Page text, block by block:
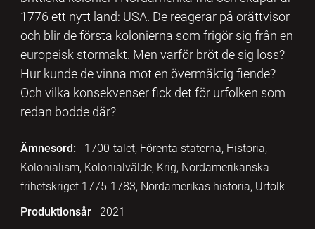
1776 ett nytt land: USA. De reagerar på orättvisor
och blir de första kolonierna som frigör sig från en
europeisk stormakt. Men varför bröt de sig loss?
Hur kunde de vinna mot en övermäktig fiende?
Och vilka konsekvenser fick det för urfolken som
redan bodde där?
Ämnesord:
1700-talet, Förenta staterna, Historia,
Kolonialism, Kolonialvälde, Krig, Nordamerikanska
frihetskriget 1775-1783, Nordamerikas historia, Urfolk
Produktionsår
2021